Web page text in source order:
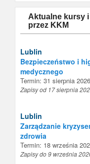
Aktualne kursy
przez KKM
Lublin
Bezpieczeństwo i
medycznego
Termin: 31 sierpnia
Zapisy od 17 sierpnia
Lublin
Zarządzanie
zdrowia
Termin: 18 września
Zapisy do 9 września